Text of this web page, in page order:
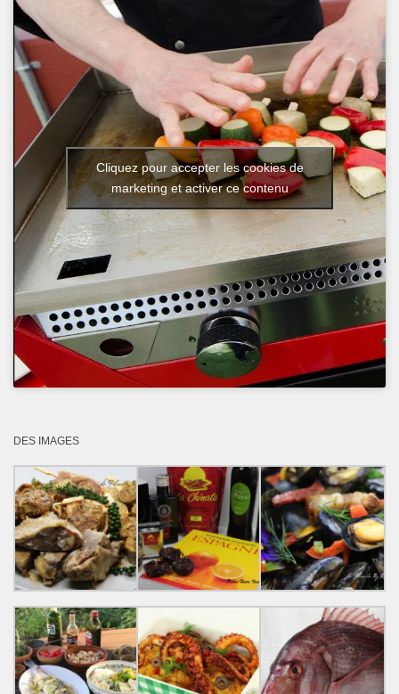
Cliquez pour accepter les cookies de
marketing et activer ce contenu
DES IMAGES